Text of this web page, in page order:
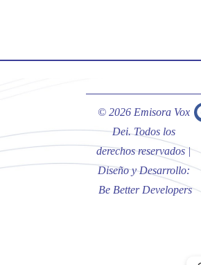
La reflexión con el
Twitter
Emisora Vox Dei
10 May 2025
“Tú tienes palabras de
© 2026 Emisora Vox
Dei. Todos los
derechos reservados |
Diseño y Desarrollo:
Be Better Developers